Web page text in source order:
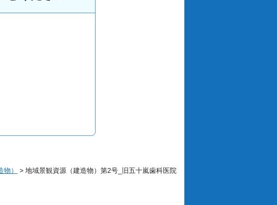
） > 地域景観資源（建造物）第2号_旧五十嵐歯科医院